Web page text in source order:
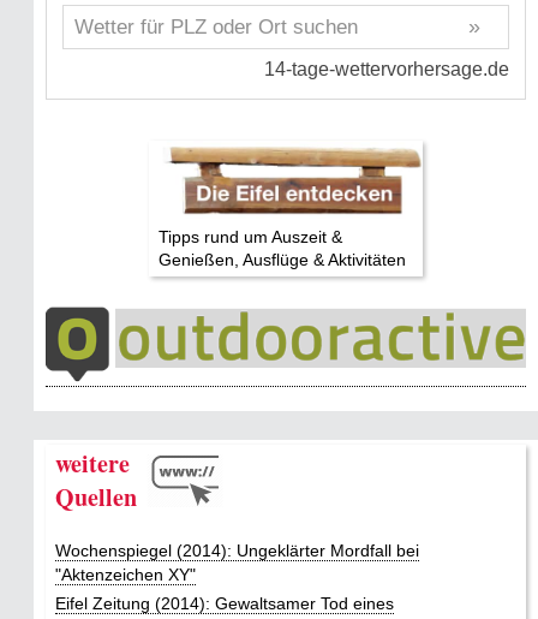
Tipps rund um Auszeit &
Genießen, Ausflüge & Aktivitäten
weitere
Quellen
Wochenspiegel (2014): Ungeklärter Mordfall bei
"Aktenzeichen XY"
Eifel Zeitung (2014): Gewaltsamer Tod eines